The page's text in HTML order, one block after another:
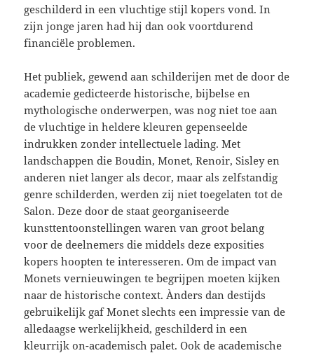
geschilderd in een vluchtige stijl kopers vond. In
zijn jonge jaren had hij dan ook voortdurend
financiële problemen.
Het publiek, gewend aan schilderijen met de door de
academie gedicteerde historische, bijbelse en
mythologische onderwerpen, was nog niet toe aan
de vluchtige in heldere kleuren gepenseelde
indrukken zonder intellectuele lading. Met
landschappen die Boudin, Monet, Renoir, Sisley en
anderen niet langer als decor, maar als zelfstandig
genre schilderden, werden zij niet toegelaten tot de
Salon. Deze door de staat georganiseerde
kunsttentoonstellingen waren van groot belang
voor de deelnemers die middels deze exposities
kopers hoopten te interesseren. Om de impact van
Monets vernieuwingen te begrijpen moeten kijken
naar de historische context. Ànders dan destijds
gebruikelijk gaf Monet slechts een impressie van de
alledaagse werkelijkheid, geschilderd in een
kleurrijk on-academisch palet. Ook de academische